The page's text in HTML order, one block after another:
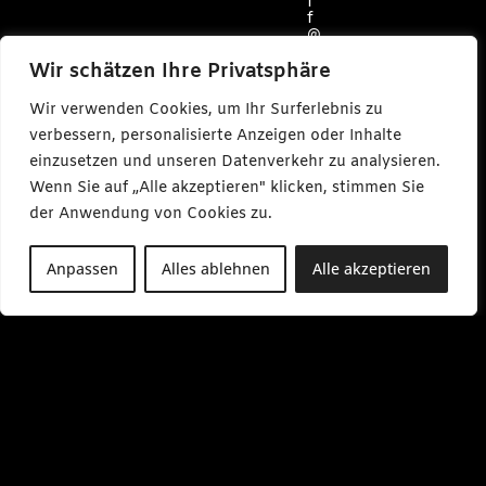
Wir schätzen Ihre Privatsphäre
Wir verwenden Cookies, um Ihr Surferlebnis zu
verbessern, personalisierte Anzeigen oder Inhalte
einzusetzen und unseren Datenverkehr zu analysieren.
Wenn Sie auf „Alle akzeptieren" klicken, stimmen Sie
der Anwendung von Cookies zu.
Anpassen Alles ablehnen Alle akzeptieren
f
@
a
r
l
m
a
k
e
s
m
i
a
d
e